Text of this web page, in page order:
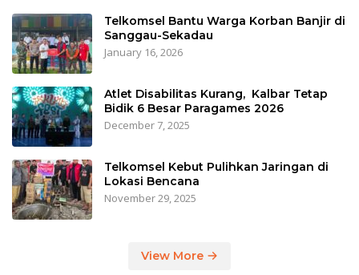
Telkomsel Bantu Warga Korban Banjir di
Sanggau-Sekadau
January 16, 2026
Atlet Disabilitas Kurang, Kalbar Tetap
Bidik 6 Besar Paragames 2026
December 7, 2025
Telkomsel Kebut Pulihkan Jaringan di
Lokasi Bencana
November 29, 2025
View More